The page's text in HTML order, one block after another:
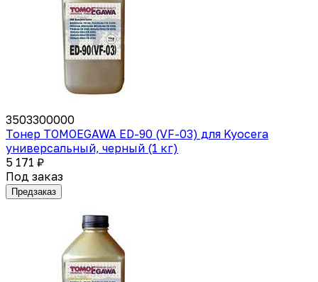
3503300000
Тонер TOMOEGAWA ED-90 (VF-03) для Kyocera
универсальный, черный (1 кг)
5 171 ₽
Под заказ
Предзаказ